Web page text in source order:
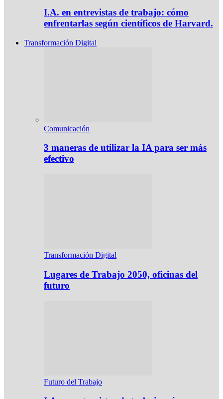
I.A. en entrevistas de trabajo: cómo
enfrentarlas según científicos de Harvard.
Transformación Digital
Comunicación
3 maneras de utilizar la IA para ser más
efectivo
Transformación Digital
Lugares de Trabajo 2050, oficinas del
futuro
Futuro del Trabajo